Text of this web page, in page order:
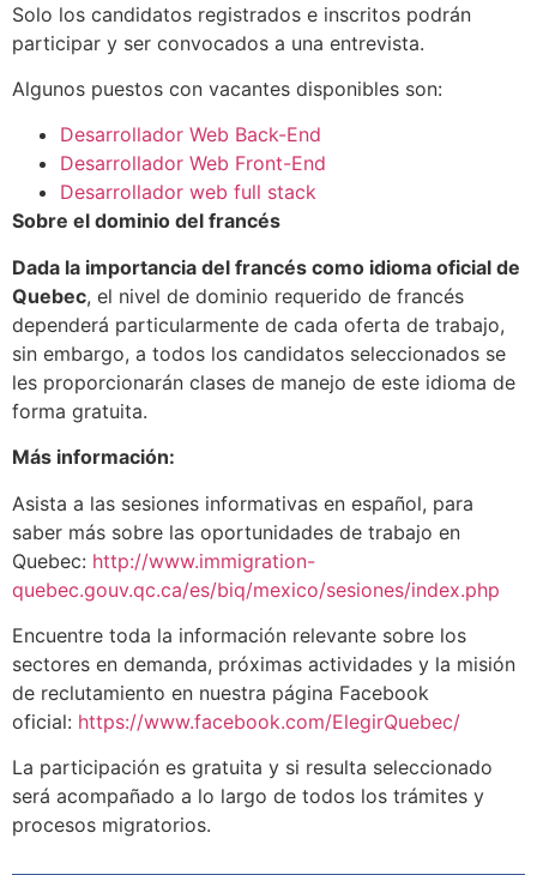
Solo los candidatos registrados e inscritos podrán
participar y ser convocados a una entrevista.
Algunos puestos con vacantes disponibles son:
Desarrollador Web Back-End
Desarrollador Web Front-End
Desarrollador web full stack
Sobre el dominio del francés
Dada la importancia del francés como idioma oficial de
Quebec, el nivel de dominio requerido de francés
dependerá particularmente de cada oferta de trabajo,
sin embargo, a todos los candidatos seleccionados se
les proporcionarán clases de manejo de este idioma de
forma gratuita.
Más información:
Asista a las sesiones informativas en español, para
saber más sobre las oportunidades de trabajo en
Quebec: http://www.immigration-
quebec.gouv.qc.ca/es/biq/mexico/sesiones/index.php
Encuentre toda la información relevante sobre los
sectores en demanda, próximas actividades y la misión
de reclutamiento en nuestra página Facebook
oficial: https://www.facebook.com/ElegirQuebec/
La participación es gratuita y si resulta seleccionado
será acompañado a lo largo de todos los trámites y
procesos migratorios.